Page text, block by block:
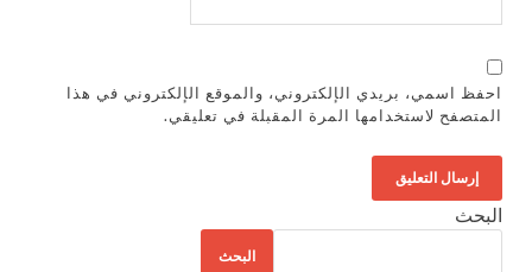
احفظ اسمي، بريدي الإلكتروني، والموقع الإلكتروني في هذا
المتصفح لاستخدامها المرة المقبلة في تعليقي.
البحث
البحث